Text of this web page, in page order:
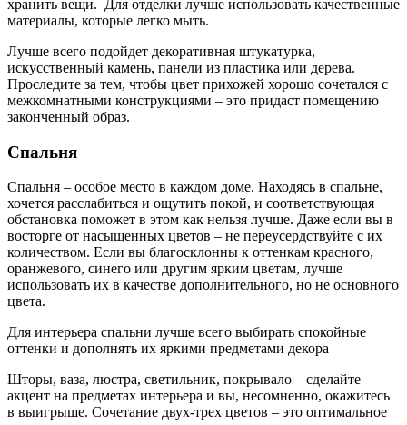
хранить вещи. Для отделки лучше использовать качественные
материалы, которые легко мыть.
Лучше всего подойдет декоративная штукатурка,
искусственный камень, панели из пластика или дерева.
Проследите за тем, чтобы цвет прихожей хорошо сочетался с
межкомнатными конструкциями – это придаст помещению
законченный образ.
Спальня
Спальня – особое место в каждом доме. Находясь в спальне,
хочется расслабиться и ощутить покой, и соответствующая
обстановка поможет в этом как нельзя лучше. Даже если вы в
восторге от насыщенных цветов – не переусердствуйте с их
количеством. Если вы благосклонны к оттенкам красного,
оранжевого, синего или другим ярким цветам, лучше
использовать их в качестве дополнительного, но не основного
цвета.
Для интерьера спальни лучше всего выбирать спокойные
оттенки и дополнять их яркими предметами декора
Шторы, ваза, люстра, светильник, покрывало – сделайте
акцент на предметах интерьера и вы, несомненно, окажитесь
в выигрыше. Сочетание двух-трех цветов – это оптимальное